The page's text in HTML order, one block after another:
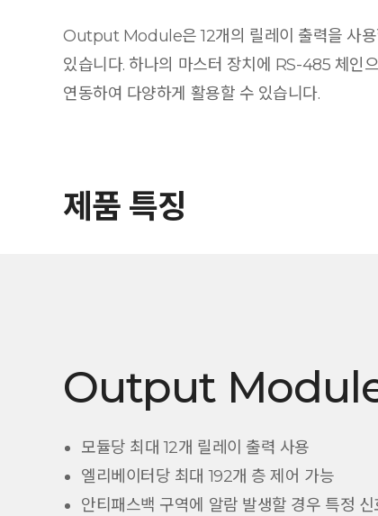
Output Module은 12개의 릴레이 출력을 사용
있습니다. 하나의 마스터 장치에 RS-485 체인
연동하여 다양하게 활용할 수 있습니다.
제품 특징
Output Module
모듈당 최대 12개 릴레이 출력 사용
엘리베이터당 최대 192개 층 제어 가능
안티패스백 구역에 알람 발생할 경우 특정